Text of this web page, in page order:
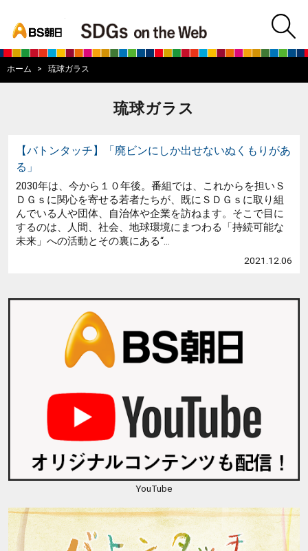
BS朝日SDGs
ホーム 琉球ガラス
琉球ガラス
【バトンタッチ】「廃ビンにしか出せないぬくもりがあ
る」
2030年は、今から１０年後。番組では、これからを担いＳ
ＤＧｓに関心を寄せる若者たちが、既にＳＤＧｓに取り組
んでいる人や団体、自治体や企業を訪ねます。そこで目に
するのは、人間、社会、地球環境にまつわる「持続可能な
未来」への活動とその裏にある“...
2021.12.06
YouTube